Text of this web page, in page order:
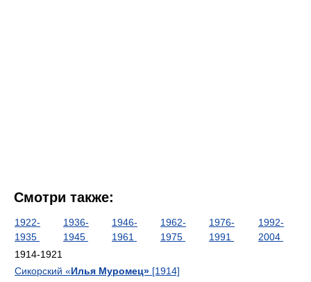
Смотри также:
1922-
1935
1936-
1945
1946-
1961
1962-
1975
1976-
1991
1992-
2004
1914-1921
Сикорский «Илья Муромец» [1914]